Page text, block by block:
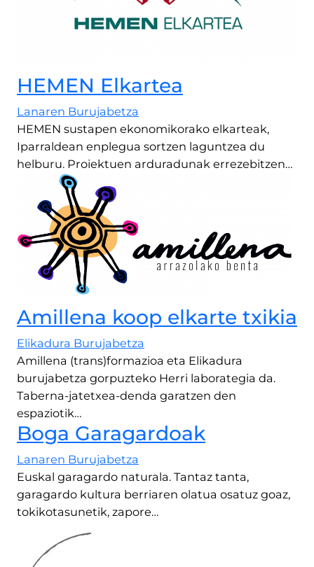
HEMEN Elkartea
Lanaren Burujabetza
HEMEN sustapen ekonomikorako elkarteak,
Iparraldean enplegua sortzen laguntzea du
helburu. Proiektuen arduradunak errezebitzen…
Amillena koop elkarte txikia
Elikadura Burujabetza
Amillena (trans)formazioa eta Elikadura
burujabetza gorpuzteko Herri laborategia da.
Taberna-jatetxea-denda garatzen den
espaziotik…
Boga Garagardoak
Lanaren Burujabetza
Euskal garagardo naturala. Tantaz tanta,
garagardo kultura berriaren olatua osatuz goaz,
tokikotasunetik, zapore…